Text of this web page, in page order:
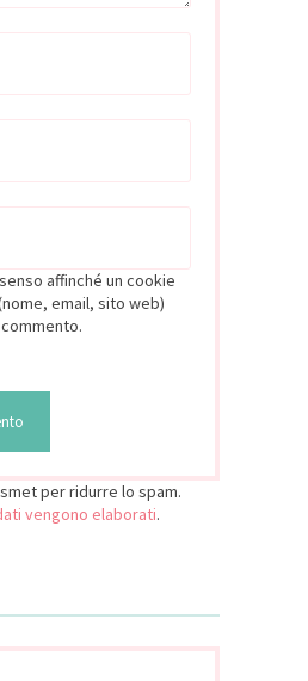
affinché un cookie
email, sito web)
per ridurre lo spam.
vengono elaborati.